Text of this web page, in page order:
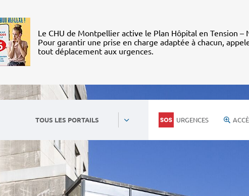
Le CHU de Montpellier active le Plan Hôpital en Tension –
Pour garantir une prise en charge adaptée à chacun,
tout déplacement aux urgences.
TOUS LES PORTAILS URGENCES